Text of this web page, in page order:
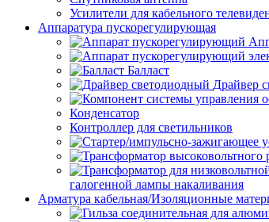
Усилители для кабельного
Аппаратура пускорегулирующая
Балласт
Драйвер
Конденсатор
Контроллер для светильников
галогенной лампы накаливания
Арматура кабельная/Изоляционные